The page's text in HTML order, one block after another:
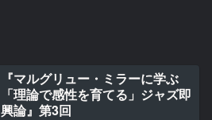
『マルグリュー・ミラーに学ぶ
「理論で感性を育てる」ジャズ即
興論』第3回